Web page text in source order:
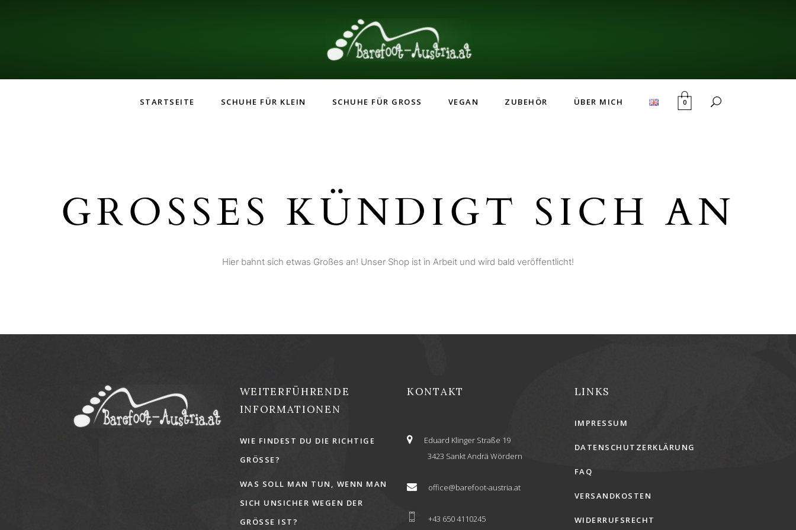
STARTSEITE SCHUHE FÜR KLEIN SCHUHE FÜR GROSS VEGAN ZUBEHÖR ÜBER MICH 0
GROSSES KÜNDIGT SICH AN
Hier bahnt sich etwas Großes an! Unser Shop ist in Arbeit und wird bald veröffentlicht!
WEITERFÜHRENDE
INFORMATIONEN
WIE FINDEST DU DIE RICHTIGE
GRÖSSE?
WAS SOLL MAN TUN, WENN MAN
SICH UNSICHER WEGEN DER
GRÖSSE IST?
KONTAKT
Eduard Klinger Straße 19
3423 Sankt Andrä Wördern
office@barefoot-austria.at
+43 650 4110245
LINKS
IMPRESSUM
DATENSCHUTZERKLÄRUNG
FAQ
VERSANDKOSTEN
WIDERRUFSRECHT